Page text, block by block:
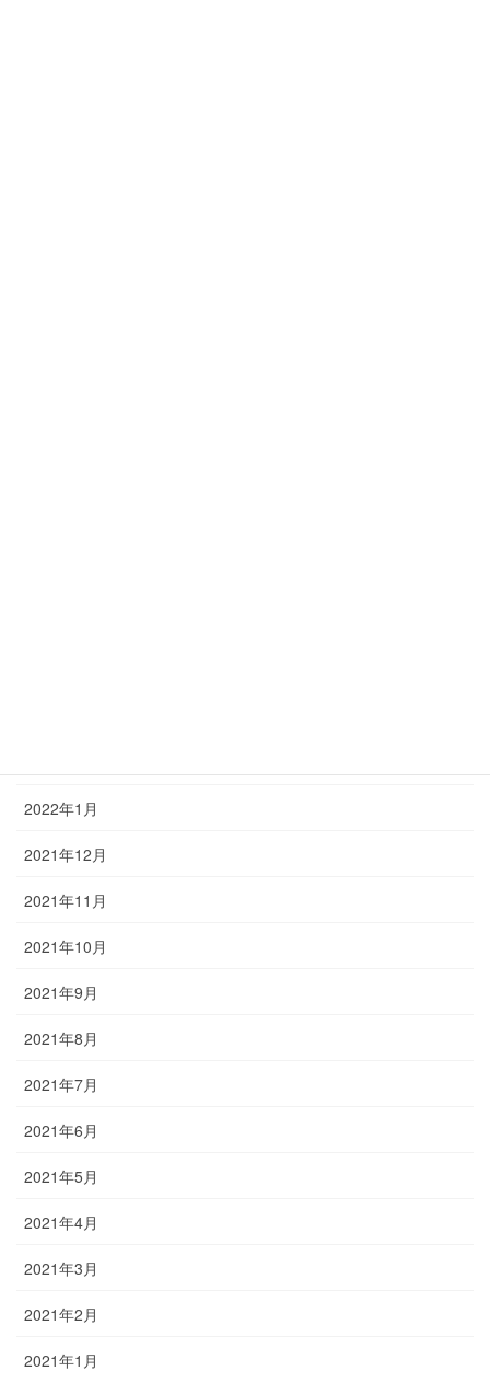
2022年1月
2021年12月
2021年11月
2021年10月
2021年9月
2021年8月
2021年7月
2021年6月
2021年5月
2021年4月
2021年3月
2021年2月
2021年1月